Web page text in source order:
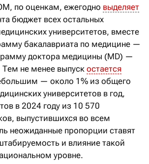
по оценкам, ежегодно выделяет
бюджет всех остальных
университетов, вместе
бакалавриата по медицине —
доктора медицины (MD) —
не менее выпуск остается
— около 1% из общего
университетов в год,
в 2024 году из 10 570
выпустившихся во всем
неожиданные пропорции ставят
и влияние такой
уровне.